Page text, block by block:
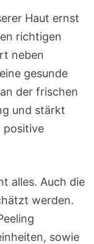
Haut ernst
richtigen
neben
gesunde
der frischen
und stärkt
positive
alles. Auch die
werden.
sowie